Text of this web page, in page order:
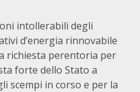
intollerabili degli
d’energia rinnovabile
richiesta perentoria per
forte dello Stato a
scempi in corso e per la